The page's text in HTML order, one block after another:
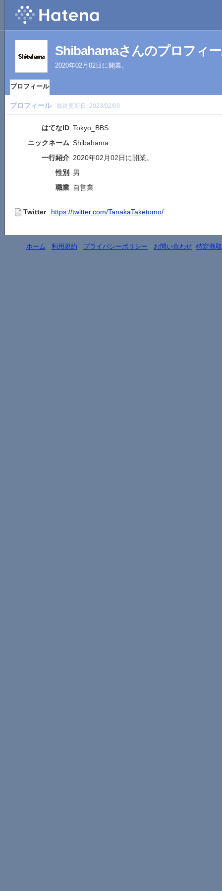
Shibahamaさんのプロフィ
2020年02月02日に開業。
プロフィール
プロフィール 最終更新日: 2023/02/09
はてなID Tokyo_BBS
ニックネーム Shibahama
一行紹介 2020年02月02日に開業。
性別
男
職業 自営業
Twitter https://twitter.com/TanakaTaketomo/
ホーム - 利用規約 - プライバシーポリシー - お問い合わせ- 特定商